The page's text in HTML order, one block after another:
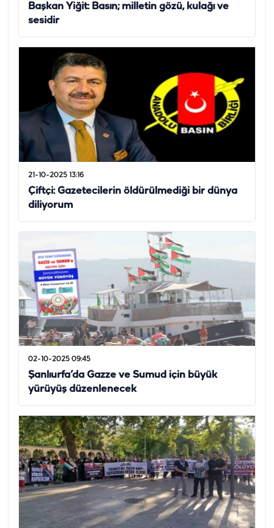
Başkan Yiğit: Basın; milletin gözü, kulağı ve
sesidir
21-10-2025 13:16
Çiftçi: Gazetecilerin öldürülmediği bir dünya
diliyorum
02-10-2025 09:45
Şanlıurfa’da Gazze ve Sumud için büyük
yürüyüş düzenlenecek